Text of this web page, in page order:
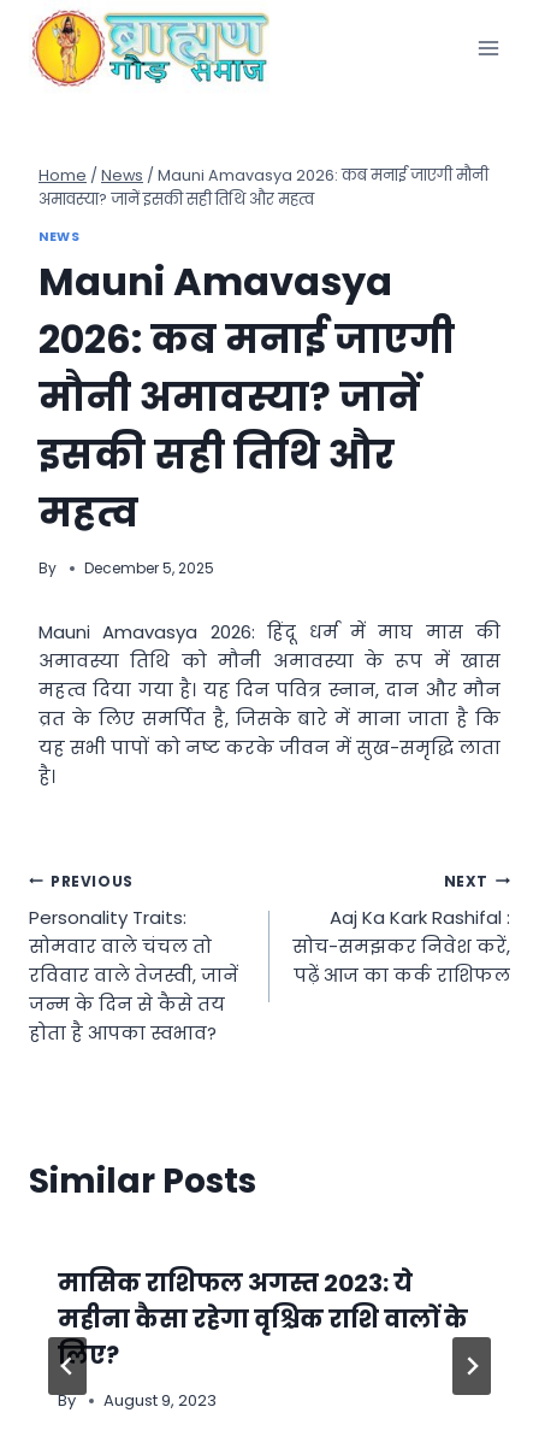
content
Home / News / Mauni Amavasya 2026: कब मनाई जाएगी मौनी
अमावस्या? जानें इसकी सही तिथि और महत्व
NEWS
Mauni Amavasya
2026: कब मनाई जाएगी
मौनी अमावस्या? जानें
इसकी सही तिथि और
महत्व
By December 5, 2025
Mauni Amavasya 2026: हिंदू धर्म में माघ मास की
अमावस्या तिथि को मौनी अमावस्या के रूप में खास
महत्व दिया गया है। यह दिन पवित्र स्नान, दान और मौन
व्रत के लिए समर्पित है, जिसके बारे में माना जाता है कि
यह सभी पापों को नष्ट करके जीवन में सुख-समृद्धि लाता
है।
Post
navigation
PREVIOUS
Personality Traits:
सोमवार वाले चंचल तो
रविवार वाले तेजस्वी, जानें
जन्म के दिन से कैसे तय
होता है आपका स्वभाव?
NEXT
Aaj Ka Kark Rashifal :
सोच-समझकर निवेश करें,
पढ़ें आज का कर्क राशिफल
Similar Posts
मासिक राशिफल अगस्त 2023: ये
महीना कैसा रहेगा वृश्चिक राशि वालों के
लिए?
By August 9, 2023